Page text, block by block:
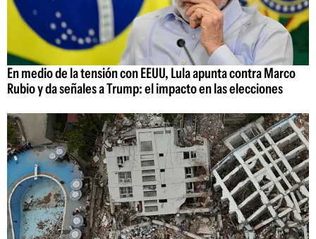
En medio de la tensión con EEUU, Lula apunta contra Marco
Rubio y da señales a Trump: el impacto en las elecciones